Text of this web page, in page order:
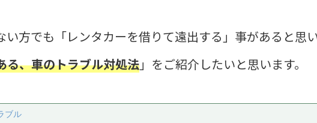
い方でも「レンタカーを借りて遠出する」事があると思
る、車のトラブル対処法」をご紹介したいと思います。
ブル